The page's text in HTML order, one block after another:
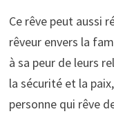
Ce rêve peut aussi
rêveur envers la
à sa peur de leurs
la sécurité et la
personne qui rêve